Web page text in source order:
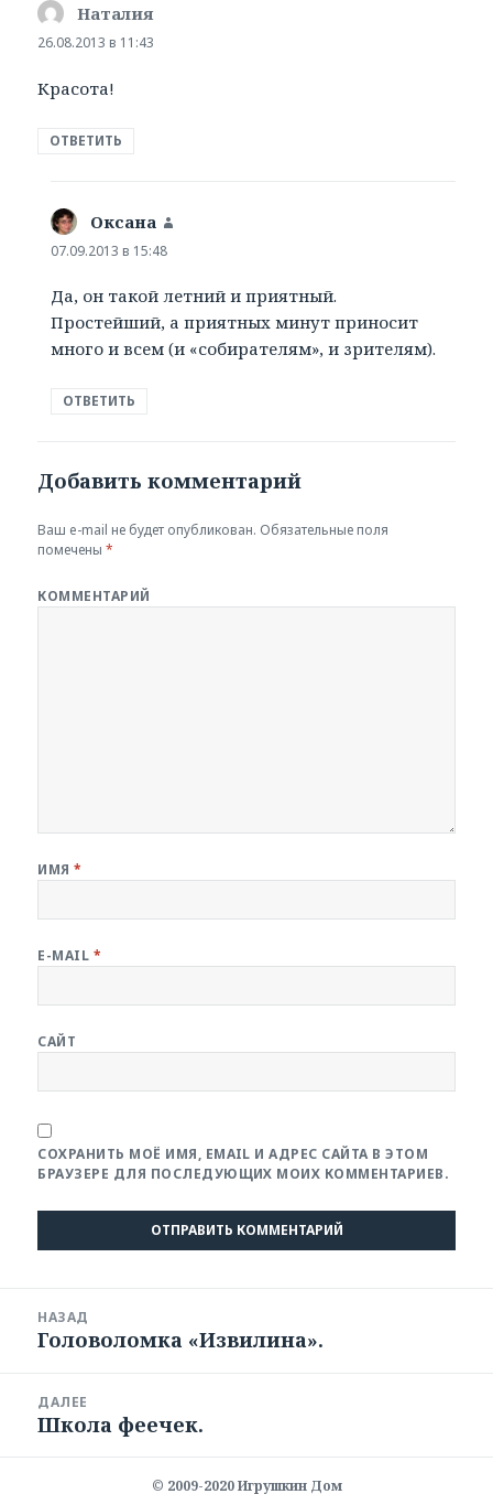
Наталия
26.08.2013 в 11:43
Красота!
ОТВЕТИТЬ
Оксана
07.09.2013 в 15:48
Да, он такой летний и приятный.
Простейший, а приятных минут приносит
много и всем (и «собирателям», и зрителям).
ОТВЕТИТЬ
Добавить комментарий
Ваш e-mail не будет опубликован. Обязательные поля
помечены*
КОММЕНТАРИЙ
ИМЯ*
E-MAIL *
САЙТ
СОХРАНИТЬ МОЁ ИМЯ, EMAIL И АДРЕС САЙТА В ЭТОМ
БРАУЗЕРЕ ДЛЯ ПОСЛЕДУЮЩИХ МОИХ КОММЕНТАРИЕВ.
НАЗАД
Предыдущая
Головоломка «Извилина».
ДАЛЕЕ
Следующая
Школа феечек.
© 2009-2020Игрушкин Дом